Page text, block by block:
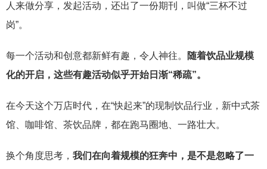
人来做分享，发起活动，还出了一份期刊，叫做“三杯不过
岗”。
每一个活动和创意都新鲜有趣，令人神往。
随着饮品业规模
化的开启，这些有趣活动似乎开始日渐“稀疏”。
在今天这个万店时代，在“快起来”的现制饮品行业，新中式茶
馆、咖啡馆、茶饮品牌，都在跑马圈地、一路壮大。
换个角度思考， 我们在向着规模的狂奔中，是不是忽略了一